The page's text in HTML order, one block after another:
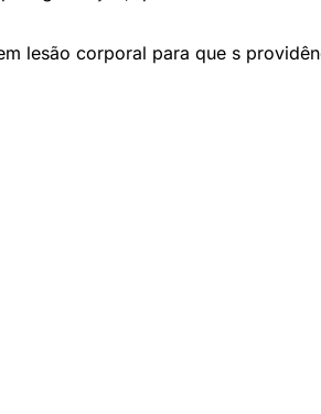
lesão corporal para que s